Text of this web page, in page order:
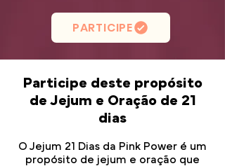
PARTICIPE
Participe deste propósito
de Jejum e Oração de 21
dias
O Jejum 21 Dias da Pink Power é um
propósito de jejum e oração que